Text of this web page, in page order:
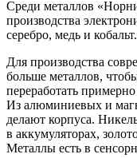
Среди металлов
производства
серебро, медь и кобальт.
Для производства
больше металлов,
переработать
Из алюминиевых и
делают корпуса.
в аккумуляторах,
Металлы есть в